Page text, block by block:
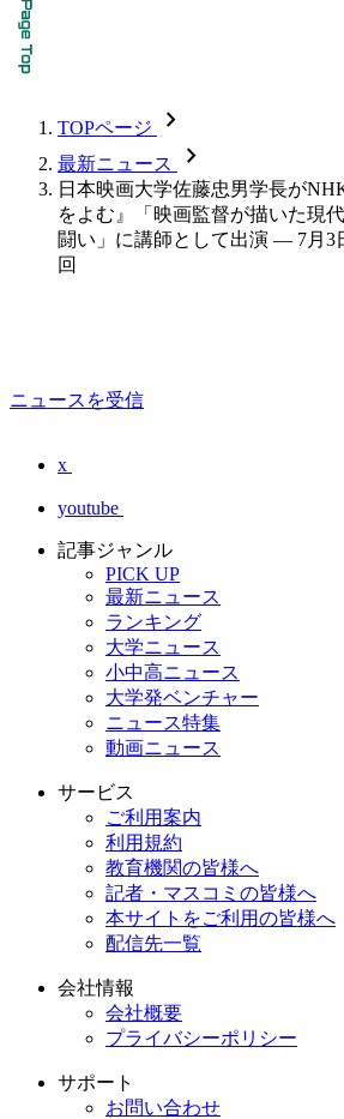
TOPページ chevron_forward
最新ニュース chevron_forward
日本映画大学佐藤忠男学長が
をよむ』「映画監督が描いた現
闘い」に講師として出演 — 7月3
回
ニュースを受信
x
youtube
記事ジャンル
PICK UP
最新ニュース
ランキング
大学ニュース
小中高ニュース
大学発ベンチャー
ニュース特集
動画ニュース
サービス
ご利用案内
利用規約
教育機関の皆様へ
記者・マスコミの皆様へ
本サイトをご利用の皆様へ
配信先一覧
会社情報
会社概要
プライバシーポリシー
サポート
お問い合わせ